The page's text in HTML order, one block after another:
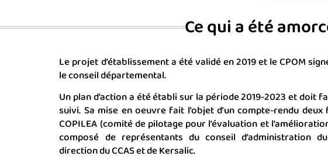
Ce qui a été
Le projet d’établissement a été validé en 2019 et le CPOM
le conseil départemental.
Un plan d’action a été établi sur la période 2019-2023 et doit
suivi. Sa mise en oeuvre fait l’objet d’un compte-rendu
COPILEA (comité de pilotage pour l’évaluation et
composé de représentants du conseil d’administration
direction du CCAS et de Kersalic.